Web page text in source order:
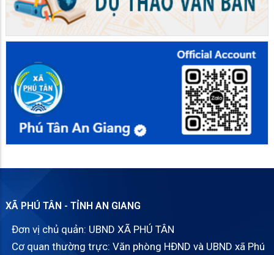
XÃ PHÚ TÂN - TỈNH AN GIANG
Đơn vị chủ quản: UBND XÃ PHÚ TÂN
Cơ quan thường trực: Văn phòng HĐND và UBND xã Phú